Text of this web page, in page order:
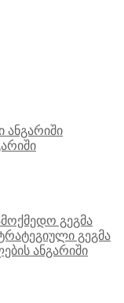
გეგმა
გეგმა
ანგარიში